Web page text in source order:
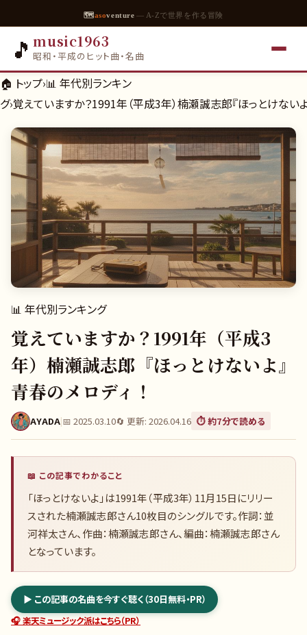
🗺asoventure — A-Zで世界を作る冒険
🎵 music1963
昭和・平成のヒット曲・名曲
🏠 トップ›📊 年代別ランキン
グ›覚えていますか？1991年（平成3年）楠瀬誠志郎『ほっとけない
📊 年代別ランキング
覚えていますか？1991年（平成3
年）楠瀬誠志郎『ほっとけないよ』
青春のメロディ！
AYADA|📅 2025.03.10🔄 更新: 2026.04.16 ⏱️ 約7分で読める
📖 この記事でわかること
「ほっとけないよ」は1991年（平成3年）11月15日にリリー
スされた楠瀬誠志郎さん10枚目のシングルです。作詞：並
河祥太さん、作曲：楠瀬誠志郎さん、編曲：楠瀬誠志郎さん
となっています。
▶ この記事の名曲を今すぐ聴く（30日無料・PR）
🎧 楽天ミュージック派はこちら（PR）